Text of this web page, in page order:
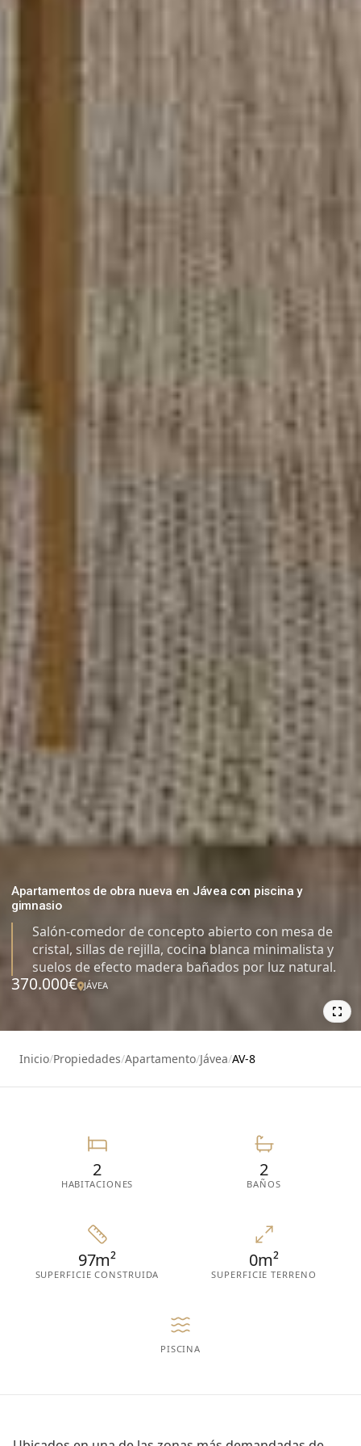
Apartamentos de obra nueva en Jávea con piscina y
gimnasio
Salón-comedor de concepto abierto con mesa de
cristal, sillas de rejilla, cocina blanca minimalista y
suelos de efecto madera bañados por luz natural.
370.000€ JÁVEA
Inicio/Propiedades/Apartamento/Jávea/AV-8
2
HABITACIONES
2
BAÑOS
97m²
SUPERFICIE CONSTRUIDA
0m²
SUPERFICIE TERRENO
PISCINA